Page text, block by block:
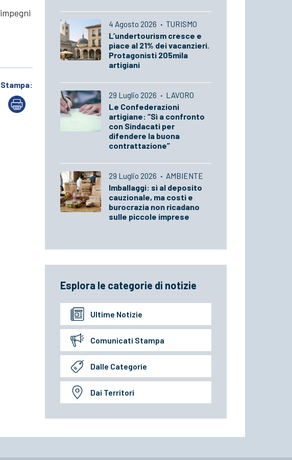
Stampa:
4 Agosto 2026 · TURISMO
L’undertourism cresce e
piace al 21% dei vacanzieri.
Protagonisti 205mila
artigiani
29 Luglio 2026 · LAVORO
Le Confederazioni
artigiane: “Sì a confronto
con Sindacati per
difendere la buona
contrattazione”
29 Luglio 2026 · AMBIENTE
Imballaggi: sì al deposito
cauzionale, ma costi e
burocrazia non ricadano
sulle piccole imprese
Esplora le categorie di notizie
Ultime Notizie
Comunicati Stampa
Dalle Categorie
Dai Territori